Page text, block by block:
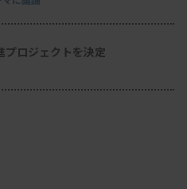
プロジェクトを決定